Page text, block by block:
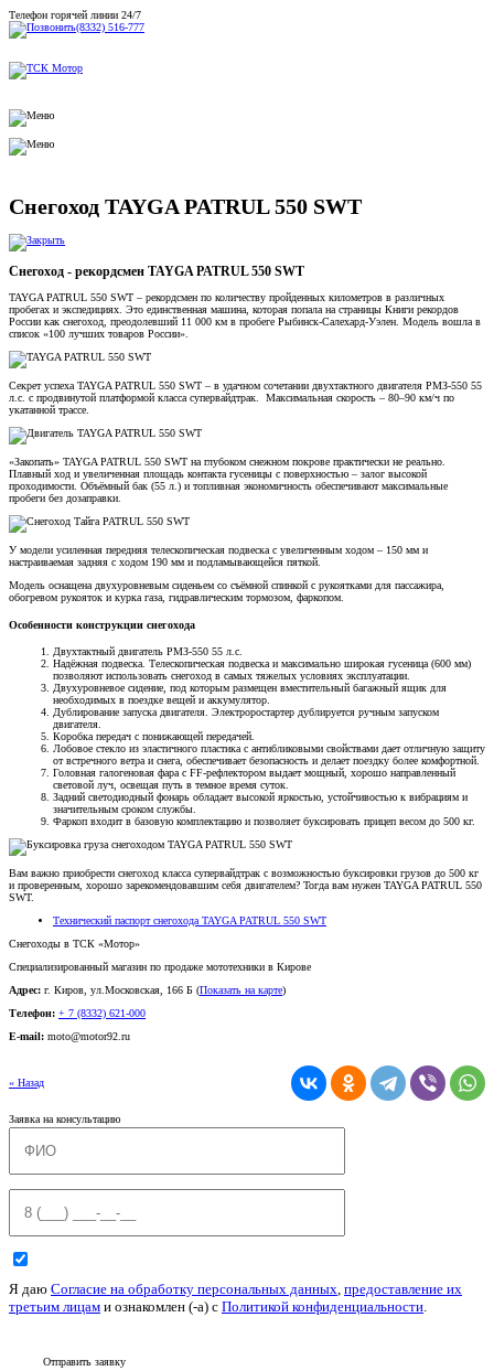
Телефон горячей линии 24/7
(8332) 516-777
Снегоход TAYGA PATRUL 550 SWT
Снегоход - рекордсмен TAYGA PATRUL 550 SWT
TAYGA PATRUL 550 SWT – рекордсмен по количеству пройденных километров в различных
пробегах и экспедициях. Это единственная машина, которая попала на страницы Книги рекордов
России как снегоход, преодолевший 11 000 км в пробеге Рыбинск-Салехард-Уэлен. Модель вошла в
список «100 лучших товаров России».
Секрет успеха TAYGA PATRUL 550 SWT – в удачном сочетании двухтактного двигателя РМЗ-550 55
л.с. с продвинутой платформой класса супервайдтрак. Максимальная скорость – 80–90 км/ч по
укатанной трассе.
«Закопать» TAYGA PATRUL 550 SWT на глубоком снежном покрове практически не реально.
Плавный ход и увеличенная площадь контакта гусеницы с поверхностью – залог высокой
проходимости. Объёмный бак (55 л.) и топливная экономичность обеспечивают максимальные
пробеги без дозаправки.
У модели усиленная передняя телескопическая подвеска с увеличенным ходом – 150 мм и
настраиваемая задняя с ходом 190 мм и подламывающейся пяткой.
Модель оснащена двухуровневым сиденьем со съёмной спинкой с рукоятками для пассажира,
обогревом рукояток и курка газа, гидравлическим тормозом, фаркопом.
Особенности конструкции снегохода
Двухтактный двигатель РМЗ-550 55 л.с.
Надёжная подвеска. Телескопическая подвеска и максимально широкая гусеница (600 мм)
позволяют использовать снегоход в самых тяжелых условиях эксплуатации.
Двухуровневое сидение, под которым размещен вместительный багажный ящик для
необходимых в поездке вещей и аккумулятор.
Дублирование запуска двигателя. Электроростартер дублируется ручным запуском
двигателя.
Коробка передач с понижающей передачей.
Лобовое стекло из эластичного пластика с антибликовыми свойствами дает отличную защиту
от встречного ветра и снега, обеспечивает безопасность и делает поездку более комфортной.
Головная галогеновая фара с FF-рефлектором выдает мощный, хорошо направленный
световой луч, освещая путь в темное время суток.
Задний светодиодный фонарь обладает высокой яркостью, устойчивостью к вибрациям и
значительным сроком службы.
Фаркоп входит в базовую комплектацию и позволяет буксировать прицеп весом до 500 кг.
Вам важно приобрести снегоход класса супервайдтрак с возможностью буксировки грузов до 500 кг
и проверенным, хорошо зарекомендовавшим себя двигателем? Тогда вам нужен TAYGA PATRUL 550
SWT.
Технический паспорт снегохода TAYGA PATRUL 550 SWT
Снегоходы в ТСК «Мотор»
Специализированный магазин по продаже мототехники в Кирове
Адрес: г. Киров, ул.Московская, 166 Б (Показать на карте)
Телефон: + 7 (8332) 621-000
E-mail: moto@motor92.ru
« Назад
Заявка на консультацию
Я даю Согласие на обработку персональных данных, предоставление их
третьим лицам и ознакомлен (-а) c Политикой конфиденциальности.
Отправить заявку